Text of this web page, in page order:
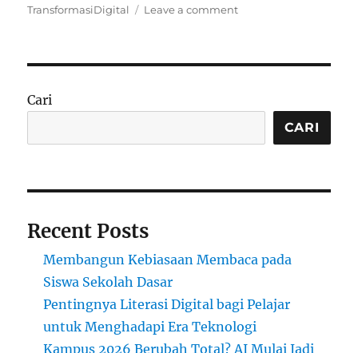
TransformasiDigital
Leave a commenton
2025:
dan
Semua
Cari
CARI
Recent Posts
Membangun Kebiasaan Membaca pada
Siswa Sekolah Dasar
Pentingnya Literasi Digital bagi Pelajar
untuk Menghadapi Era Teknologi
Kampus 2026 Berubah Total? AI Mulai Jadi